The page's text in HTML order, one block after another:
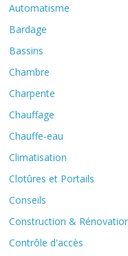
Automatisme
Bardage
Bassins
Chambre
Charpente
Chauffage
Chauffe-eau
Climatisation
Clotûres et Portails
Conseils
Construction &
Contrôle d'accès